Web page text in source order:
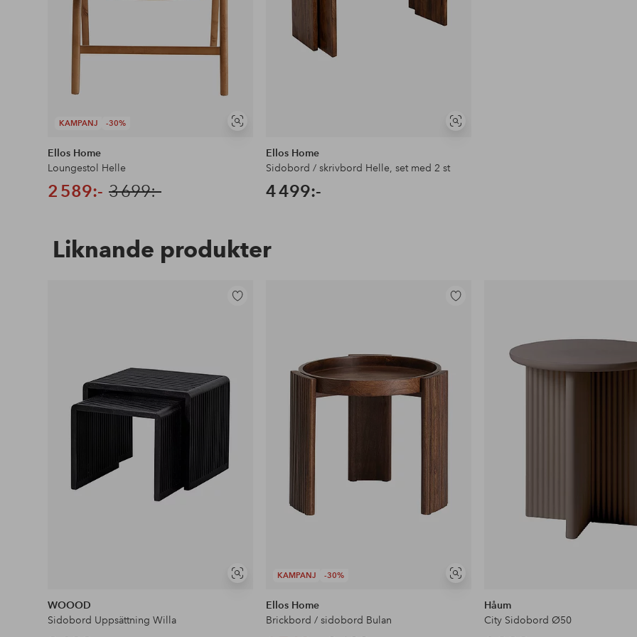
KAMPANJ -30%
Visa
Ellos Home
Loungestol Helle
2 589:- 3 699:-
Visa
Ellos Home
Sidobord / skrivbord Helle, set med 2 st
4 499:-
Liknande produkter
Visa
WOOOD
Sidobord Uppsättning Willa
KAMPANJ -30%
Visa
Ellos Home
Brickbord / sidobord Bulan
Håum
City Sidobord Ø50